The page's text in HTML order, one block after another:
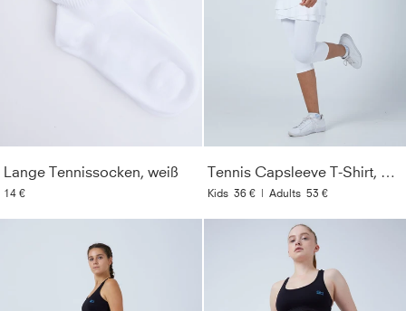
Lange Tennissocken, weiß
14 €
Tennis Capsleeve T-Shirt, weiß
Kids 36 € | Adults 53 €